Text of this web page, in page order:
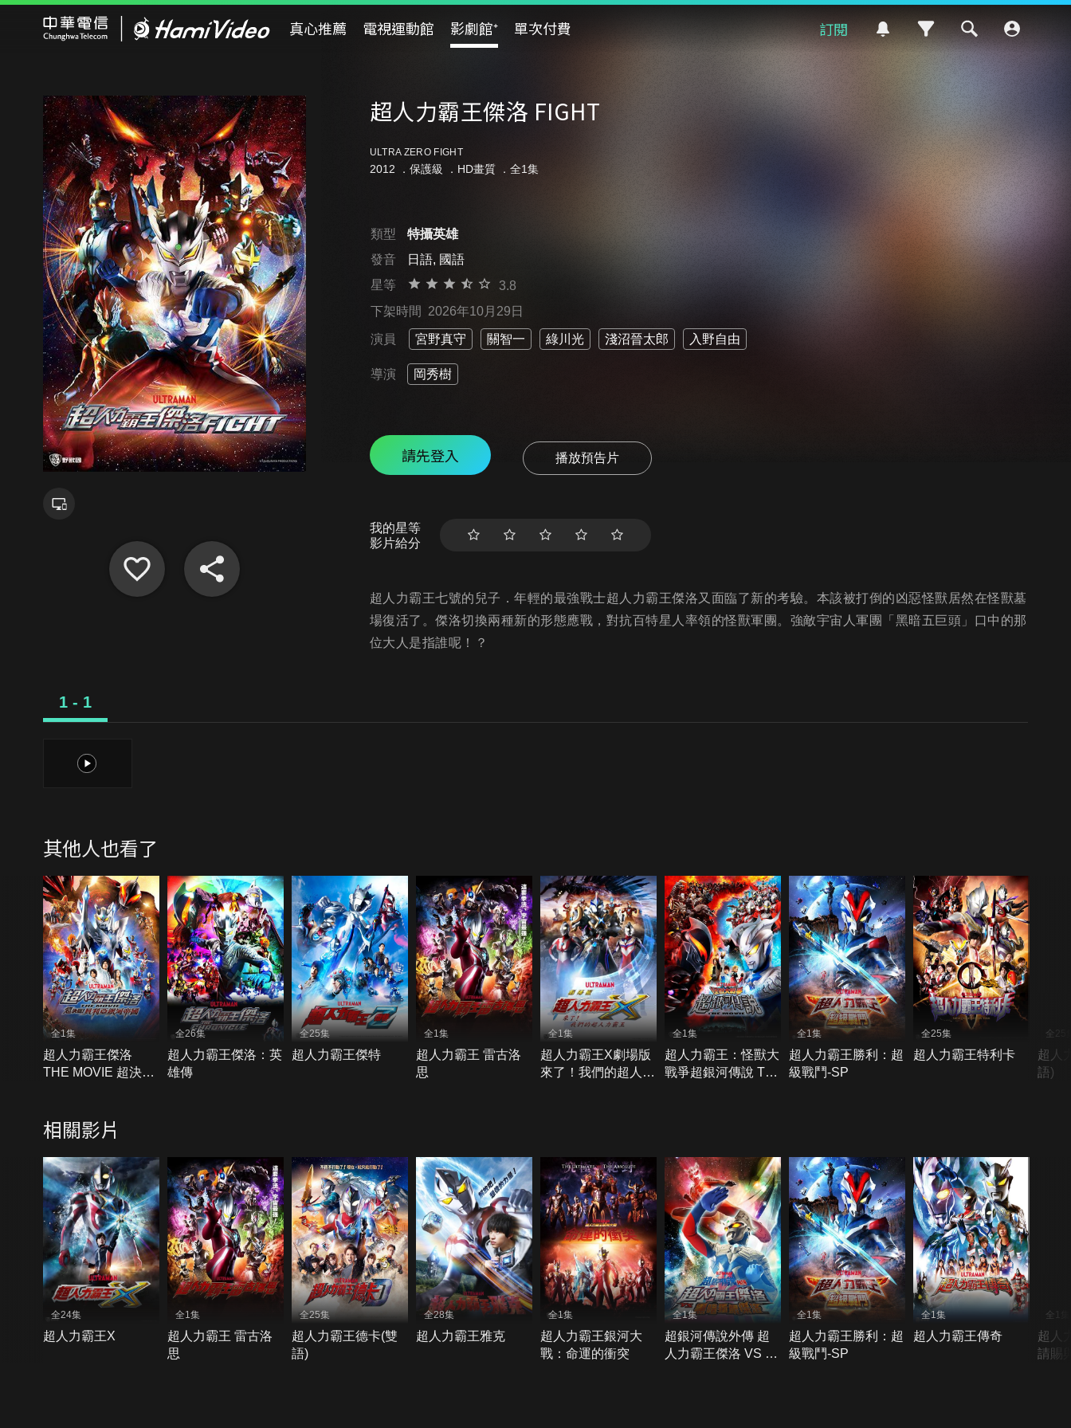
真心推薦 電視運動館 影劇館⁺ 單次付費 訂閱
超人力霸王傑洛 FIGHT
ULTRA ZERO FIGHT
2012 ． 保護級 ．HD畫質 ．全1集
類型
特攝英雄
發音
日語, 國語
星等
3.8
下架時間 2026年10月29日
演員 宮野真守 關智一 綠川光 淺沼晉太郎 入野自由
導演 岡秀樹
請先登入 播放預告片
我的星等
影片給分
超人力霸王七號的兒子．年輕的最強戰士超人力霸王傑洛又面臨了新的考驗。本該被打倒的凶惡怪獸居然在怪獸墓
場復活了。傑洛切換兩種新的形態應戰，對抗百特星人率領的怪獸軍團。強敵宇宙人軍團「黑暗五巨頭」口中的那
位大人是指誰呢！？
1 - 1
1
其他人也看了
全1集
超人力霸王傑洛
THE MOVIE 超決
全26集
超人力霸王傑洛：英
雄傳
全25集
超人力霸王傑特
全1集
超人力霸王 雷古洛
思
全1集
超人力霸王X劇場版
來了！我們的超人力
全1集
超人力霸王：怪獸大
戰爭超銀河傳說 The
全1集
超人力霸王勝利：超
級戰鬥-SP
全25集
超人力霸王特利卡
全25
超人
語)
相關影片
全24集
超人力霸王X
全1集
超人力霸王 雷古洛
思
全25集
超人力霸王德卡(雙
語)
全28集
超人力霸王雅克
全1集
超人力霸王銀河大
戰：命運的衝突
全1集
超銀河傳說外傳 超
人力霸王傑洛 VS 黑
全1集
超人力霸王勝利：超
級戰鬥-SP
全1集
超人力霸王傳奇
全1集
超人
請賜